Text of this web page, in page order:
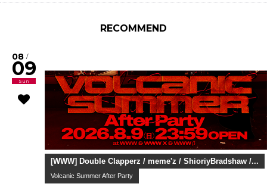
RECOMMEND
08 /
09
Sun
[WWW] Double Clapperz / meme'z / ShioriyBradshaw /...
Volcanic Summer After Party